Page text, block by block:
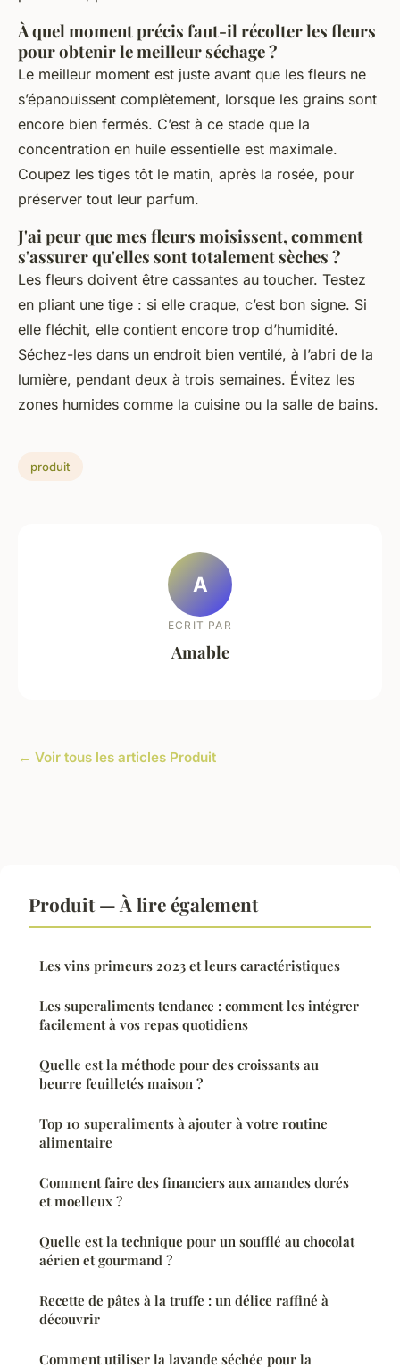
À quel moment précis faut-il récolter les fleurs
pour obtenir le meilleur séchage ?
Le meilleur moment est juste avant que les fleurs ne
s’épanouissent complètement, lorsque les grains sont
encore bien fermés. C’est à ce stade que la
concentration en huile essentielle est maximale.
Coupez les tiges tôt le matin, après la rosée, pour
préserver tout leur parfum.
J'ai peur que mes fleurs moisissent, comment
s'assurer qu'elles sont totalement sèches ?
Les fleurs doivent être cassantes au toucher. Testez
en pliant une tige : si elle craque, c’est bon signe. Si
elle fléchit, elle contient encore trop d’humidité.
Séchez-les dans un endroit bien ventilé, à l’abri de la
lumière, pendant deux à trois semaines. Évitez les
zones humides comme la cuisine ou la salle de bains.
produit
A
ECRIT PAR
Amable
← Voir tous les articles Produit
Produit — À lire également
Les vins primeurs 2023 et leurs caractéristiques
Les superaliments tendance : comment les intégrer
facilement à vos repas quotidiens
Quelle est la méthode pour des croissants au
beurre feuilletés maison ?
Top 10 superaliments à ajouter à votre routine
alimentaire
Comment faire des financiers aux amandes dorés
et moelleux ?
Quelle est la technique pour un soufflé au chocolat
aérien et gourmand ?
Recette de pâtes à la truffe : un délice raffiné à
découvrir
Comment utiliser la lavande séchée pour la